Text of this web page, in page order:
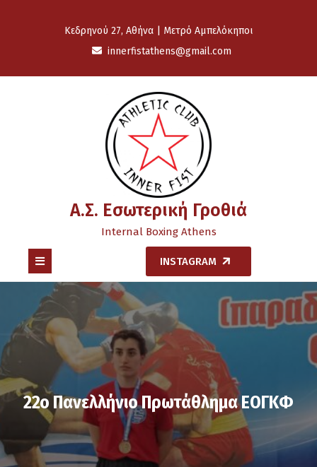
Κεδρηνού 27, Αθήνα | Μετρό Αμπελόκηποι
innerfistathens@gmail.com
Α.Σ. Εσωτερική Γροθιά
Internal Boxing Athens
Button
INSTAGRAM
22o Πανελλήνιο Πρωτάθλημα ΕΟΓΚΦ